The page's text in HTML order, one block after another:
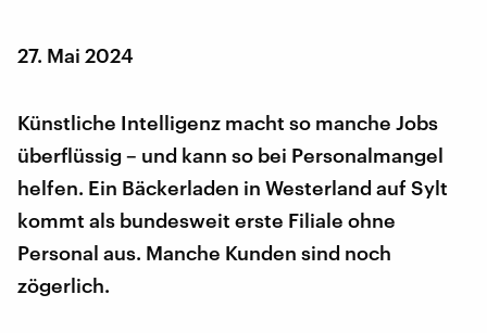
27. Mai 2024
Künstliche Intelligenz macht so manche Jobs
überflüssig – und kann so bei Personalmangel
helfen. Ein Bäckerladen in Westerland auf Sylt
kommt als bundesweit erste Filiale ohne
Personal aus. Manche Kunden sind noch
zögerlich.